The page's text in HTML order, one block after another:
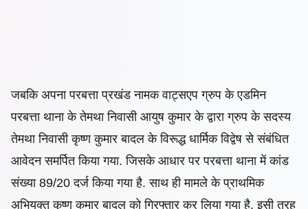
जबकि अपना परबत्ता प्रखंड नामक वाट्सएप ग्रुप के एडमिन
परबत्ता थाना के तेमथा निवासी आयुष कुमार के द्वारा ग्रुप के सदस्य
तेमथा निवासी कृष्ण कुमार बादल के विरूद्ध धार्मिक विद्वेष से संबंधित
आवेदन समर्पित किया गया. जिसके आधार पर परबत्ता थाना में कांड
संख्या 89/20 दर्ज किया गया है. साथ ही मामले के प्राथमिक
अभियुक्त कृष्ण कुमार बादल को गिरफ्तार कर लिया गया है. इसी तरह